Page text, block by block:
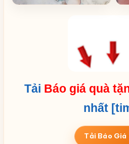
Tải Báo giá quà
nhất
Tải Báo Giá